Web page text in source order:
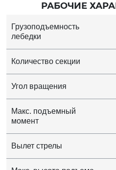
РАБОЧИЕ
Грузоподъемность
лебедки
Количество секции
Угол вращения
Макс. подъемный
момент
Вылет стрелы